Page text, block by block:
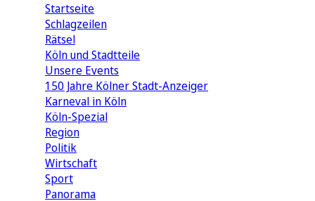
Startseite
Schlagzeilen
Rätsel
Köln und Stadtteile
Unsere Events
150 Jahre Kölner Stadt-Anzeiger
Karneval in Köln
Köln-Spezial
Region
Politik
Wirtschaft
Sport
Panorama